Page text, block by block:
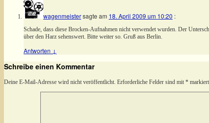
wagenmeistersagte am 18. April 2009 um 10:20 :
Schade, dass diese Brocken-Aufnahmen nicht verwendet wurden. Der
über den Harz sehenswert. Bitte weiter so. Gruß aus Berlin.
Antworten ↓
Schreibe einen Kommentar
Deine E-Mail-Adresse wird nicht veröffentlicht. Erforderliche Felder sind mit * markiert